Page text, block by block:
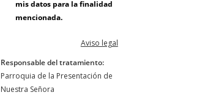
mis datos para la finalidad
mencionada.
Aviso legal
Responsable del tratamiento:
Parroquia de la Presentación de
Nuestra Señora